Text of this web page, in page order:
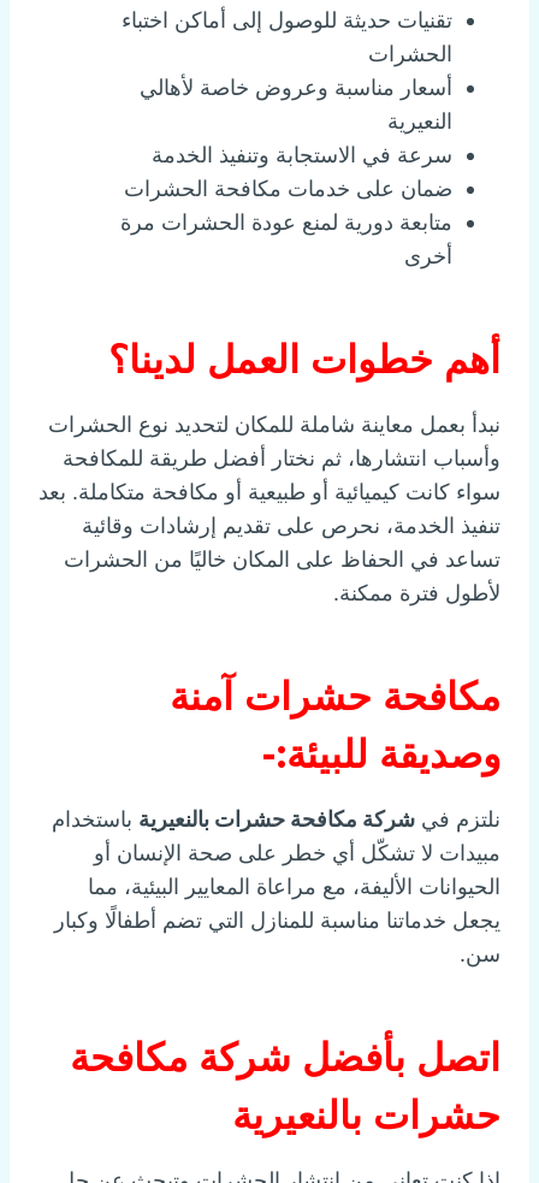
تقنيات حديثة للوصول إلى أماكن اختباء
الحشرات
أسعار مناسبة وعروض خاصة لأهالي
النعيرية
سرعة في الاستجابة وتنفيذ الخدمة
ضمان على خدمات مكافحة الحشرات
متابعة دورية لمنع عودة الحشرات مرة
أخرى
أهم خطوات العمل لدينا؟
نبدأ بعمل معاينة شاملة للمكان لتحديد نوع الحشرات
وأسباب انتشارها، ثم نختار أفضل طريقة للمكافحة
سواء كانت كيميائية أو طبيعية أو مكافحة متكاملة. بعد
تنفيذ الخدمة، نحرص على تقديم إرشادات وقائية
تساعد في الحفاظ على المكان خاليًا من الحشرات
لأطول فترة ممكنة.
مكافحة حشرات آمنة
وصديقة للبيئة:-
نلتزم في شركة مكافحة حشرات بالنعيرية باستخدام
مبيدات لا تشكّل أي خطر على صحة الإنسان أو
الحيوانات الأليفة، مع مراعاة المعايير البيئية، مما
يجعل خدماتنا مناسبة للمنازل التي تضم أطفالًا وكبار
سن.
اتصل بأفضل شركة مكافحة
حشرات بالنعيرية